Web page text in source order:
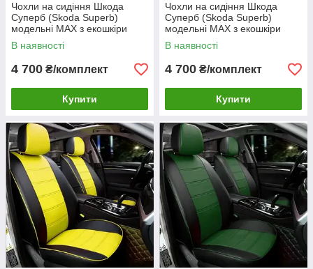
Чохли на сидіння Шкода
Суперб (Skoda Superb)
модельні MAX з екошкіри
Чорно-червоний
В наявності
4 700 ₴/комплект
Купити
Чохли на сидіння Шкода
Суперб (Skoda Superb)
модельні MAX з екошкіри
Чорно-синій
В наявності
4 700 ₴/комплект
Купити